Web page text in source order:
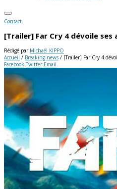
Contact
[Trailer] Far Cry 4 dévoile ses
Rédigé par Michaël KIPPO
Accueil / Breaking news / [Trailer] Far Cry 4
Facebook Twitter Email